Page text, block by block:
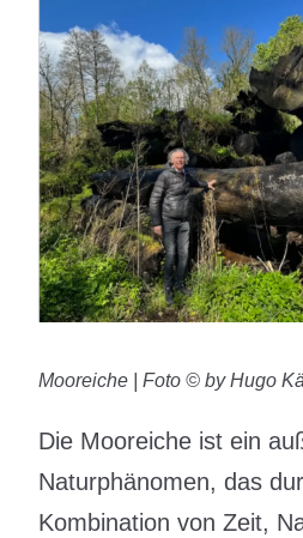
Mooreiche | Foto © by Hugo
Die Mooreiche ist ein
Naturphänomen, das
Kombination von Zeit,